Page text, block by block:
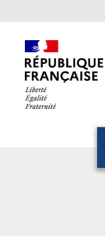
principal,